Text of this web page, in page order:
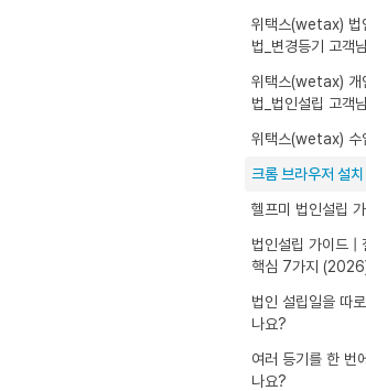
위택스(wetax) 법
법_변경등기 고객님
위택스(wetax) 개
법_법인설립 고객님
위택스(wetax) 수
크롬 브라우저 설치
헬프미 법인설립
법인설립 가이드 |
핵심 7가지
법인 설립일을 따
나요?
여러 등기를 한 번
나요?